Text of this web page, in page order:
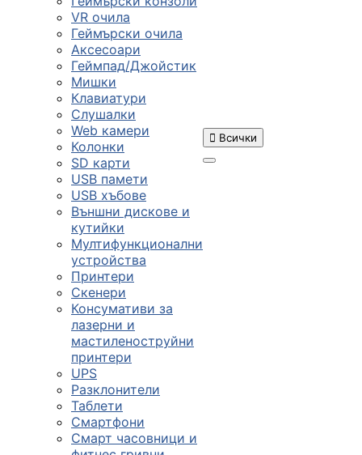
VR очила
Геймърски очила
Аксесоари
Геймпад/Джойстик
Мишки
Клавиатури
Слушалки
Web камери
Колонки
SD карти
USB памети
USB хъбове
Външни дискове и
кутийки
Мултифункционални
устройства
Принтери
Скенери
Консумативи за
лазерни и
мастиленоструйни
принтери
UPS
Разклонители
Таблети
Смартфони
Смарт часовници и
 Всички